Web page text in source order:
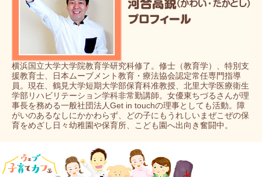
横浜国立大学大学院教育学研究科修了。修士（教育学）、特別支
援教育士、日本ムーブメント教育・療法協会認定常任専門指導
員。現在、鶴見大学短期大学部保育科准教授、北里大学医療衛生
学部リハビリテーション学科非常勤講師。女優東ちづるさんが理
事長を務める一般社団法人Get in touchの理事としても活動。障
がいのあるなしにかかわらず、どの子にもうれしいまぜこぜの保
育をめざし日々幼稚園や保育所、こども園へ出向き奮闘中。